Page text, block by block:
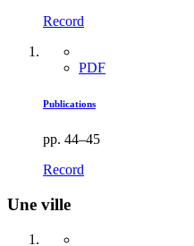
Record
PDF
Publications
pp. 44–45
Record
Une ville